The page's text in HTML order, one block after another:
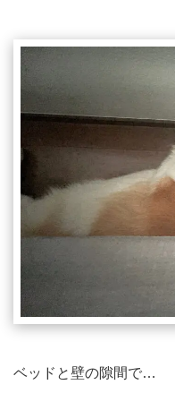
ベッドと壁の隙間で…